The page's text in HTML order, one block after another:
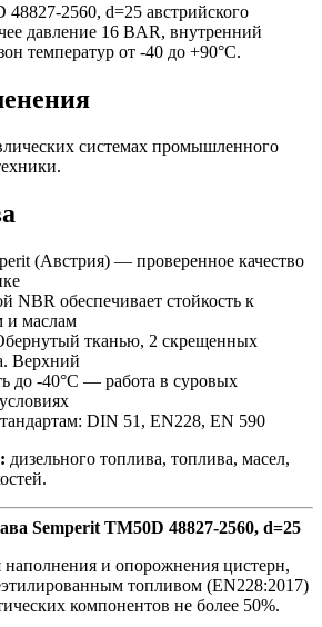
48827-2560, d=25 австрийского
давление 16 BAR, внутренний
температур от -40 до +90°C.
системах промышленного
(Австрия) — проверенное качество
NBR обеспечивает стойкость к
и маслам
тканью, 2 скрещенных
Верхний
до -40°C — работа в суровых
DIN 51, EN228, EN 590
дизельного топлива, топлива, масел,
Semperit TM50D 48827-2560, d=25
и опорожнения цистерн,
топливом (EN228:2017)
компонентов не более 50%.